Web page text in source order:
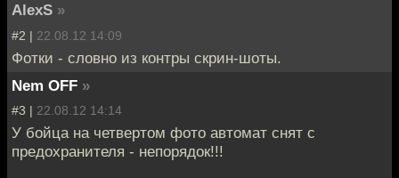
AlexS »
#2 | 22.08.12 14:09
Фотки - словно из контры скрин-шоты.
Nem OFF »
#3 | 22.08.12 14:14
У бойца на четвертом фото автомат снят с
предохранителя - непорядок!!!